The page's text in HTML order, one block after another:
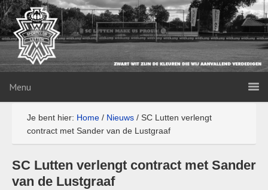
Menu
Je bent hier: Home / Nieuws / SC Lutten verlengt
contract met Sander van de Lustgraaf
SC Lutten verlengt contract met Sander
van de Lustgraaf